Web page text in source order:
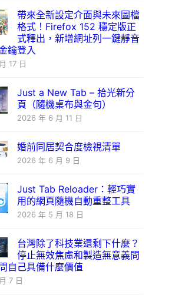
帶來全新設定介面與未來圖檔
格式！Firefox 152 穩定版正
式釋出，新增網址列一鍵靜音
鑰登入
17 日
Just a New Tab – 拾光新分
頁（隨機桌布與金句）
2026 年 6 月 11 日
婚前同居契合度檢視清單
2026 年 6 月 9 日
Just Tab Reloader：輕巧實
用的網頁隨機自動重整工具
2026 年 5 月 18 日
台灣除了科技業還剩下什麼？
停止無效焦慮和製造無意義問
自己具備什麼價值
7 日